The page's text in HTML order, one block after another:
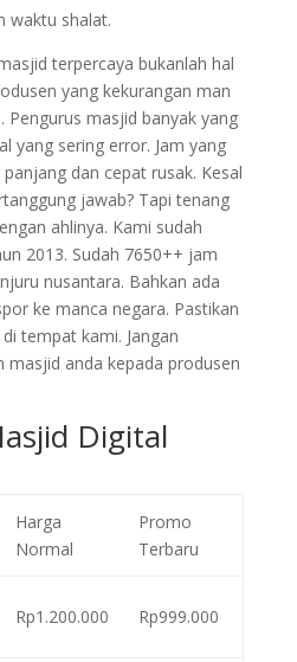
waktu shalat.
terpercaya bukanlah hal
yang kekurangan man
masjid banyak yang
yang sering error. Jam yang
dan cepat rusak. Kesal
jawab? Tapi tenang
ahlinya. Kami sudah
2013. Sudah 7650++ jam
nusantara. Bahkan ada
ke manca negara. Pastikan
tempat kami. Jangan
anda kepada produsen
Digital
Harga
Normal
Promo
Terbaru
Rp1.200.000 Rp999.000